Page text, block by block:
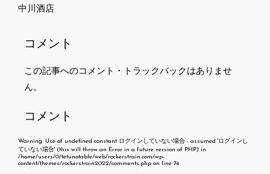
中川酒店
コメント
この記事へのコメント・トラックバックはありませ
ん。
コメント
Warning: Use of undefined constant ログインしていない場合 - assumed 'ログインし
ていない場合' (this will throw an Error in a future version of PHP) in
/home/users/0/tetunotable/web/rockerstrain.com/wp-
content/themes/rockerstrain2022/comments.php on line74